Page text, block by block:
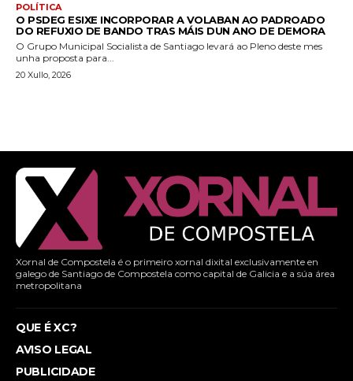
POLÍTICA
O PSDEG ESIXE INCORPORAR A VOLABAN AO PADROADO
DO REFUXIO DE BANDO TRAS MÁIS DUN ANO DE DEMORA
O Grupo Municipal Socialista de Santiago levará ao Pleno deste mes
unha proposta para...
20 Xullo, 2026
Xornal de Compostela é o primeiro xornal dixital exclusivamente en
galego de Santiago de Compostela como capital de Galicia e a súa área
metropolitana
QUE É XC?
AVISO LEGAL
PUBLICIDADE